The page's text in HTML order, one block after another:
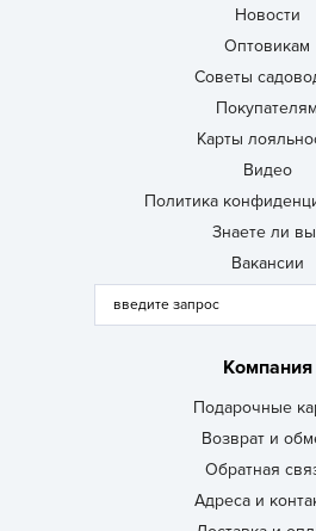
Новости
Оптовикам
Советы
Покупателям
Карты
Видео
Политика
Знаете ли
Вакансии
Компания
Подарочные
Возврат и
Обратная
Адреса и